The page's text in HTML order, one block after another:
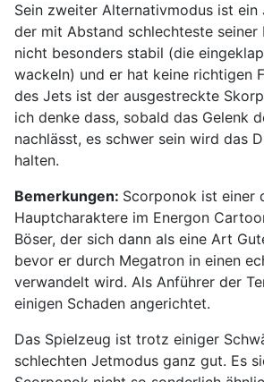
Sein zweiter Alternativmodus ist ein
der mit Abstand schlechteste
nicht besonders stabil (die
wackeln) und er hat keine richtigen
des Jets ist der ausgestreckte
ich denke dass, sobald das Gelenk
nachlässt, es schwer sein wird das
halten.
Bemerkungen: Scorponok ist einer
Hauptcharaktere im Energon
Böser, der sich dann als eine Art
bevor er durch Megatron in einen
verwandelt wird. Als Anführer der
einigen Schaden angerichtet.
Das Spielzeug ist trotz einiger
schlechten Jetmodus ganz gut. Es